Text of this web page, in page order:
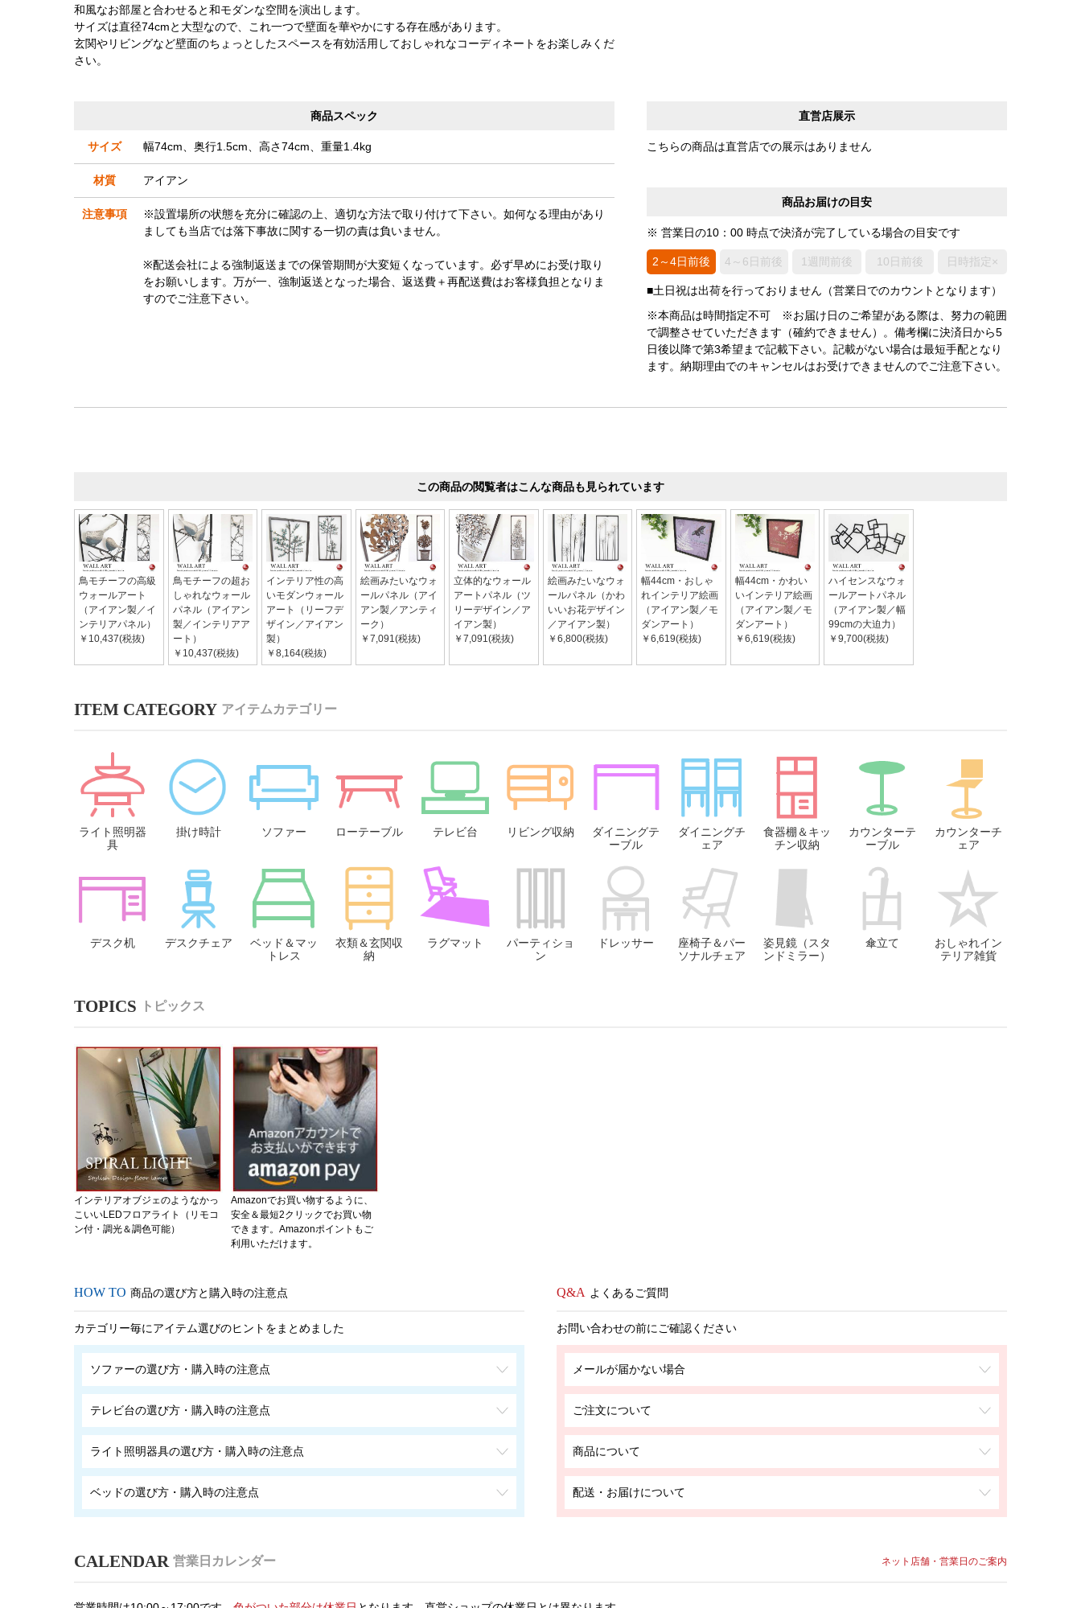
和風なお部屋と合わせると和モダンな空間を演出します。
サイズは直径74cmと大型なので、これ一つで壁面を華やかにする存在感があります。
玄関やリビングなど壁面のちょっとしたスペースを有効活用しておしゃれなコーディネートをお楽しみくだ
さい。
直営店展示
こちらの商品は直営店での展示はありません
商品お届けの目安
※ 営業日の10：00 時点で決済が完了している場合の目安です
2～4日前後 4～6日前後 1週間前後 10日前後 日時指定×
■土日祝は出荷を行っておりません（営業日でのカウントとなります）
※本商品は時間指定不可 ※お届け日のご希望がある際は、努力の範囲
で調整させていただきます（確約できません）。備考欄に決済日から5
日後以降で第3希望まで記載下さい。記載がない場合は最短手配となり
ます。納期理由でのキャンセルはお受けできませんのでご注意下さい。
商品スペック
サイズ 幅74cm、奥行1.5cm、高さ74cm、重量1.4kg
材質 アイアン
注意事項
※設置場所の状態を充分に確認の上、適切な方法で取り付けて下さい。如何なる理由があり
ましても当店では落下事故に関する一切の責は負いません。
※配送会社による強制返送までの保管期間が大変短くなっています。必ず早めにお受け取り
をお願いします。万が一、強制返送となった場合、返送費＋再配送費はお客様負担となりま
すのでご注意下さい。
この商品の閲覧者はこんな商品も見られています
鳥モチーフの高級
ウォールアート
（アイアン製／イ
ンテリアパネル）
￥10,437(税抜)
鳥モチーフの超お
しゃれなウォール
パネル（アイアン
製／インテリアア
ート）
￥10,437(税抜)
インテリア性の高
いモダンウォール
アート（リーフデ
ザイン／アイアン
製）
￥8,164(税抜)
絵画みたいなウォ
ールパネル（アイ
アン製／アンティ
ーク）
￥7,091(税抜)
立体的なウォール
アートパネル（ツ
リーデザイン／ア
イアン製）
￥7,091(税抜)
絵画みたいなウォ
ールパネル（かわ
いいお花デザイン
／アイアン製）
￥6,800(税抜)
幅44cm・おしゃ
れインテリア絵画
（アイアン製／モ
ダンアート）
￥6,619(税抜)
幅44cm・かわい
いインテリア絵画
（アイアン製／モ
ダンアート）
￥6,619(税抜)
ハイセンスなウォ
ールアートパネル
（アイアン製／幅
99cmの大迫力）
￥9,700(税抜)
アイテムカテゴリー
ライト照明器
具
掛け時計 ソファー ローテーブル テレビ台 リビング収納
ダイニングテ
ーブル
ダイニングチ
ェア
食器棚＆キッ
チン収納
カウンターテ
ーブル
カウンターチ
ェア
デスク机 デスクチェア
ベッド＆マッ
トレス
衣類＆玄関収
納
ラグマット
パーティショ
ン
ドレッサー
座椅子＆パー
ソナルチェア
姿見鏡（スタ
ンドミラー）
傘立て
おしゃれイン
テリア雑貨
トピックス
インテリアオブジェのようなかっ
こいいLEDフロアライト（リモコ
ン付・調光＆調色可能）
Amazonでお買い物するように、
安全＆最短2クリックでお買い物
できます。Amazonポイントもご
利用いただけます。
商品の選び方と購入時の注意点
カテゴリー毎にアイテム選びのヒントをまとめました
ソファーの選び方・購入時の注意点
テレビ台の選び方・購入時の注意点
ライト照明器具の選び方・購入時の注意点
ベッドの選び方・購入時の注意点
よくあるご質問
お問い合わせの前にご確認ください
メールが届かない場合
ご注文について
商品について
配送・お届けについて
営業日カレンダー ネット店舗・営業日のご案内